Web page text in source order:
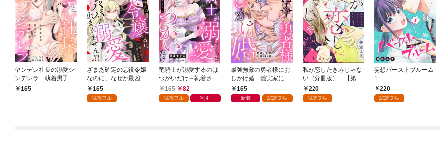
ヤンデレ社長の溺愛シ
ンデレラ 執着男子が
見つけた本物の恋 1
165
ざまあ確定の悪役令嬢
なのに、なぜか最凶パ
パたちの溺愛が止まり
ません！？ 1
165
試読フル
竜騎士が溺愛するのは
つがいだけ～執着され
た悪役令嬢は逃げられ
ない～【単話売】 1話
165 82
試読フル 割引
最強無敵の勇者様にお
しかけ婚 義実家に搾
取されて愛を知らない
彼に本当の愛を教えま
165
新着 試読フル
私が恋したきみじゃな
い（分冊版） 【第1
話】220
試読フル
妄想バーストブルーム
1
220
試読フル